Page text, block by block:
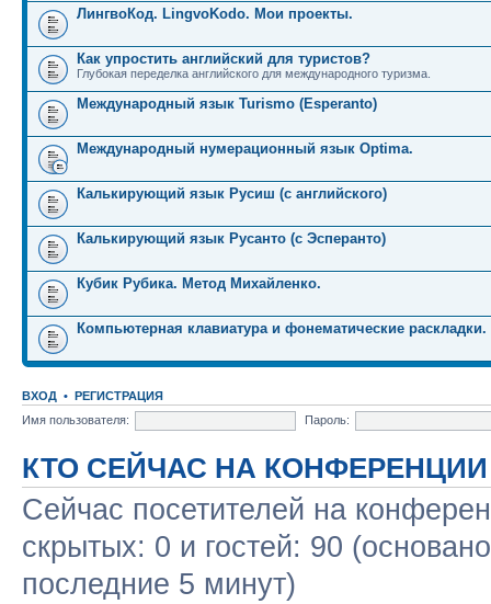
ЛингвоКод. LingvoKodo. Мои проекты.
Как упростить английский для туристов?
Глубокая переделка английского для международного туризма.
Международный язык Turismo (Esperanto)
Международный нумерационный язык Optima.
Калькирующий язык Русиш (с английского)
Калькирующий язык Русанто (с Эсперанто)
Кубик Рубика. Метод Михайленко.
Компьютерная клавиатура и фонематические раскладки.
ВХОД • РЕГИСТРАЦИЯ
Имя пользователя:
Пароль:
КТО СЕЙЧАС НА КОНФЕРЕНЦИИ
Сейчас посетителей на
скрытых: 0 и гостей: 90
последние 5 минут)